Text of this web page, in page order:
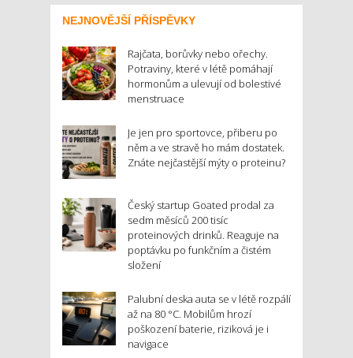
NEJNOVĚJŠÍ PŘÍSPĚVKY
Rajčata, borůvky nebo ořechy.
Potraviny, které v létě pomáhají
hormonům a ulevují od bolestivé
menstruace
Je jen pro sportovce, přiberu po
něm a ve stravě ho mám dostatek.
Znáte nejčastější mýty o proteinu?
Český startup Goated prodal za
sedm měsíců 200 tisíc
proteinových drinků. Reaguje na
poptávku po funkčním a čistém
složení
Palubní deska auta se v létě rozpálí
až na 80 °C. Mobilům hrozí
poškození baterie, riziková je i
navigace